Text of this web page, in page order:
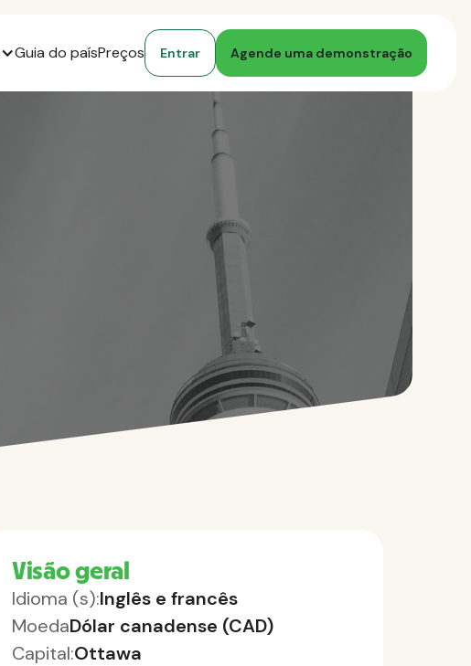
Guia do paísPreços Entrar Agende uma demonstração
Visão geral
Idioma (s):Inglês e francês
MoedaDólar canadense (CAD)
Capital:Ottawa